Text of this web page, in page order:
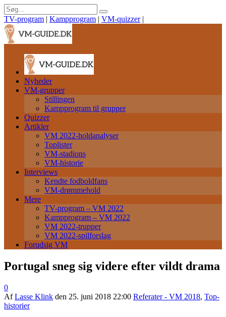
TV-program | Kampprogram | VM-quizzer |
Nyheder
VM-grupper
Stillingen
Kampprogram til grupper
Quizzer
Artikler
VM 2022-holdanalyser
Toplister
VM-stadions
VM-historie
Interviews
Kendte fodboldfans
VM-drømmehold
Mere
TV-program – VM 2022
Kampprogram – VM 2022
VM 2022-trupper
VM 2022-spilforslag
Forudsig VM
Portugal sneg sig videre efter vildt drama
0
AfLasse Klink den 25. juni 2018 22:00 Referater - VM 2018, Top-
historier